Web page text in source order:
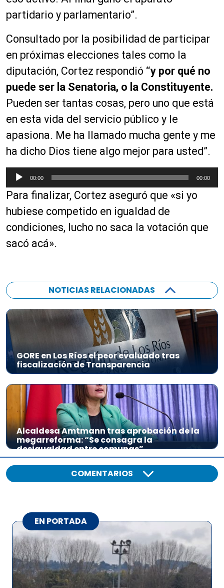
partidario y parlamentario”.
Consultado por la posibilidad de participar
en próximas elecciones tales como la
diputación, Cortez respondió “y por qué no
puede ser la Senatoria, o la Constituyente.
Pueden ser tantas cosas, pero uno que está
en esta vida del servicio público y le
apasiona. Me ha llamado mucha gente y me
ha dicho Dios tiene algo mejor para usted”.
e
p
r
d
u
o
r
e
a
d
o
00:00 00:00
Para finalizar, Cortez aseguró que «si yo
hubiese competido en igualdad de
condiciones, lucho no saca la votación que
sacó acá».
NOTICIAS RELACIONADAS
GORE en Los Ríos el peor evaluado tras
fiscalización de Transparencia
Alcaldesa Amtmann tras aprobación de la
megarreforma: “Se consagra la
desigualdad entre comunas”
COMENTARIOS
EN PORTADA